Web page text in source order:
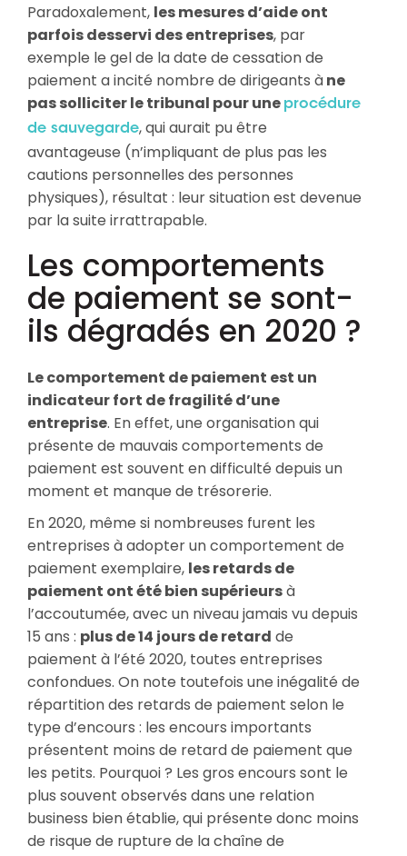
Paradoxalement, les mesures d’aide ont
parfois desservi des entreprises, par
exemple le gel de la date de cessation de
paiement a incité nombre de dirigeants àne
pas solliciter le tribunal pour une procédure
de sauvegarde, qui aurait pu être
avantageuse (n’impliquant de plus pas les
cautions personnelles des personnes
physiques), résultat : leur situation est devenue
par la suite irrattrapable.
Les comportements
de paiement se sont-
ils dégradés en 2020 ?
Le comportement de paiement est un
indicateur fort de fragilité d’une
entreprise. En effet, une organisation qui
présente de mauvais comportements de
paiement est souvent en difficulté depuis un
moment et manque de trésorerie.
En 2020, même si nombreuses furent les
entreprises à adopter un comportement de
paiement exemplaire, les retards de
paiement ont été bien supérieursà
l’accoutumée, avec un niveau jamais vu depuis
15 ans : plus de 14 jours de retard de
paiement à l’été 2020, toutes entreprises
confondues. On note toutefois une inégalité de
répartition des retards de paiement selon le
type d’encours : les encours importants
présentent moins de retard de paiement que
les petits. Pourquoi ? Les gros encours sont le
plus souvent observés dans une relation
business bien établie, qui présente donc moins
de risque de rupture de la chaîne de